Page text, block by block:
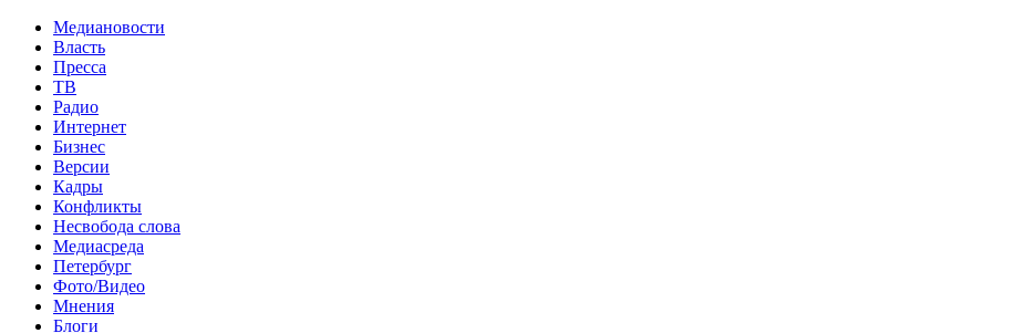
Медиановости
Власть
Пресса
ТВ
Радио
Интернет
Бизнес
Версии
Кадры
Конфликты
Несвобода слова
Медиасреда
Петербург
Фото/Видео
Мнения
Блоги